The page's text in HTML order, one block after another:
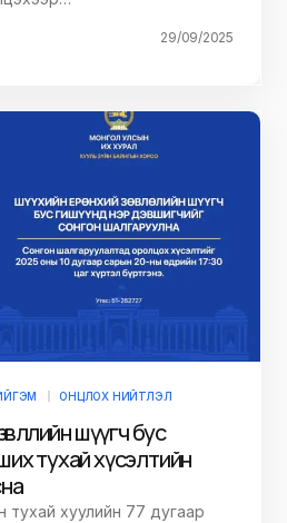
29/09/2025
ОНЦЛОХ НИЙТЛЭЛ
шүүгч бус
тухай хүсэлтийн
тухай хуулийн 77 дугаар